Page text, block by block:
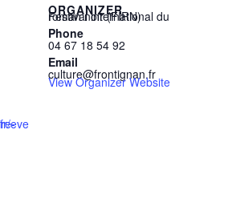
ORGANIZER
Festival international du roman noir (FIRN)
Phone
04 67 18 54 92
Email
culture@frontignan.fr
View Organizer Website